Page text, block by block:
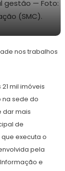
nos trabalhos
mil imóveis
na sede do
dar mais
de
executa o
pela
e